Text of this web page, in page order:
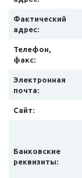
Фактический
адрес:
Телефон,
факс:
Электронная
почта:
Сайт:
Банковские
реквизиты: